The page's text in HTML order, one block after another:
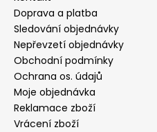
Doprava a platba
Sledování objednávky
Nepřevzetí objednávky
Obchodní podmínky
Ochrana os. údajů
Moje objednávka
Reklamace zboží
Vrácení zboží